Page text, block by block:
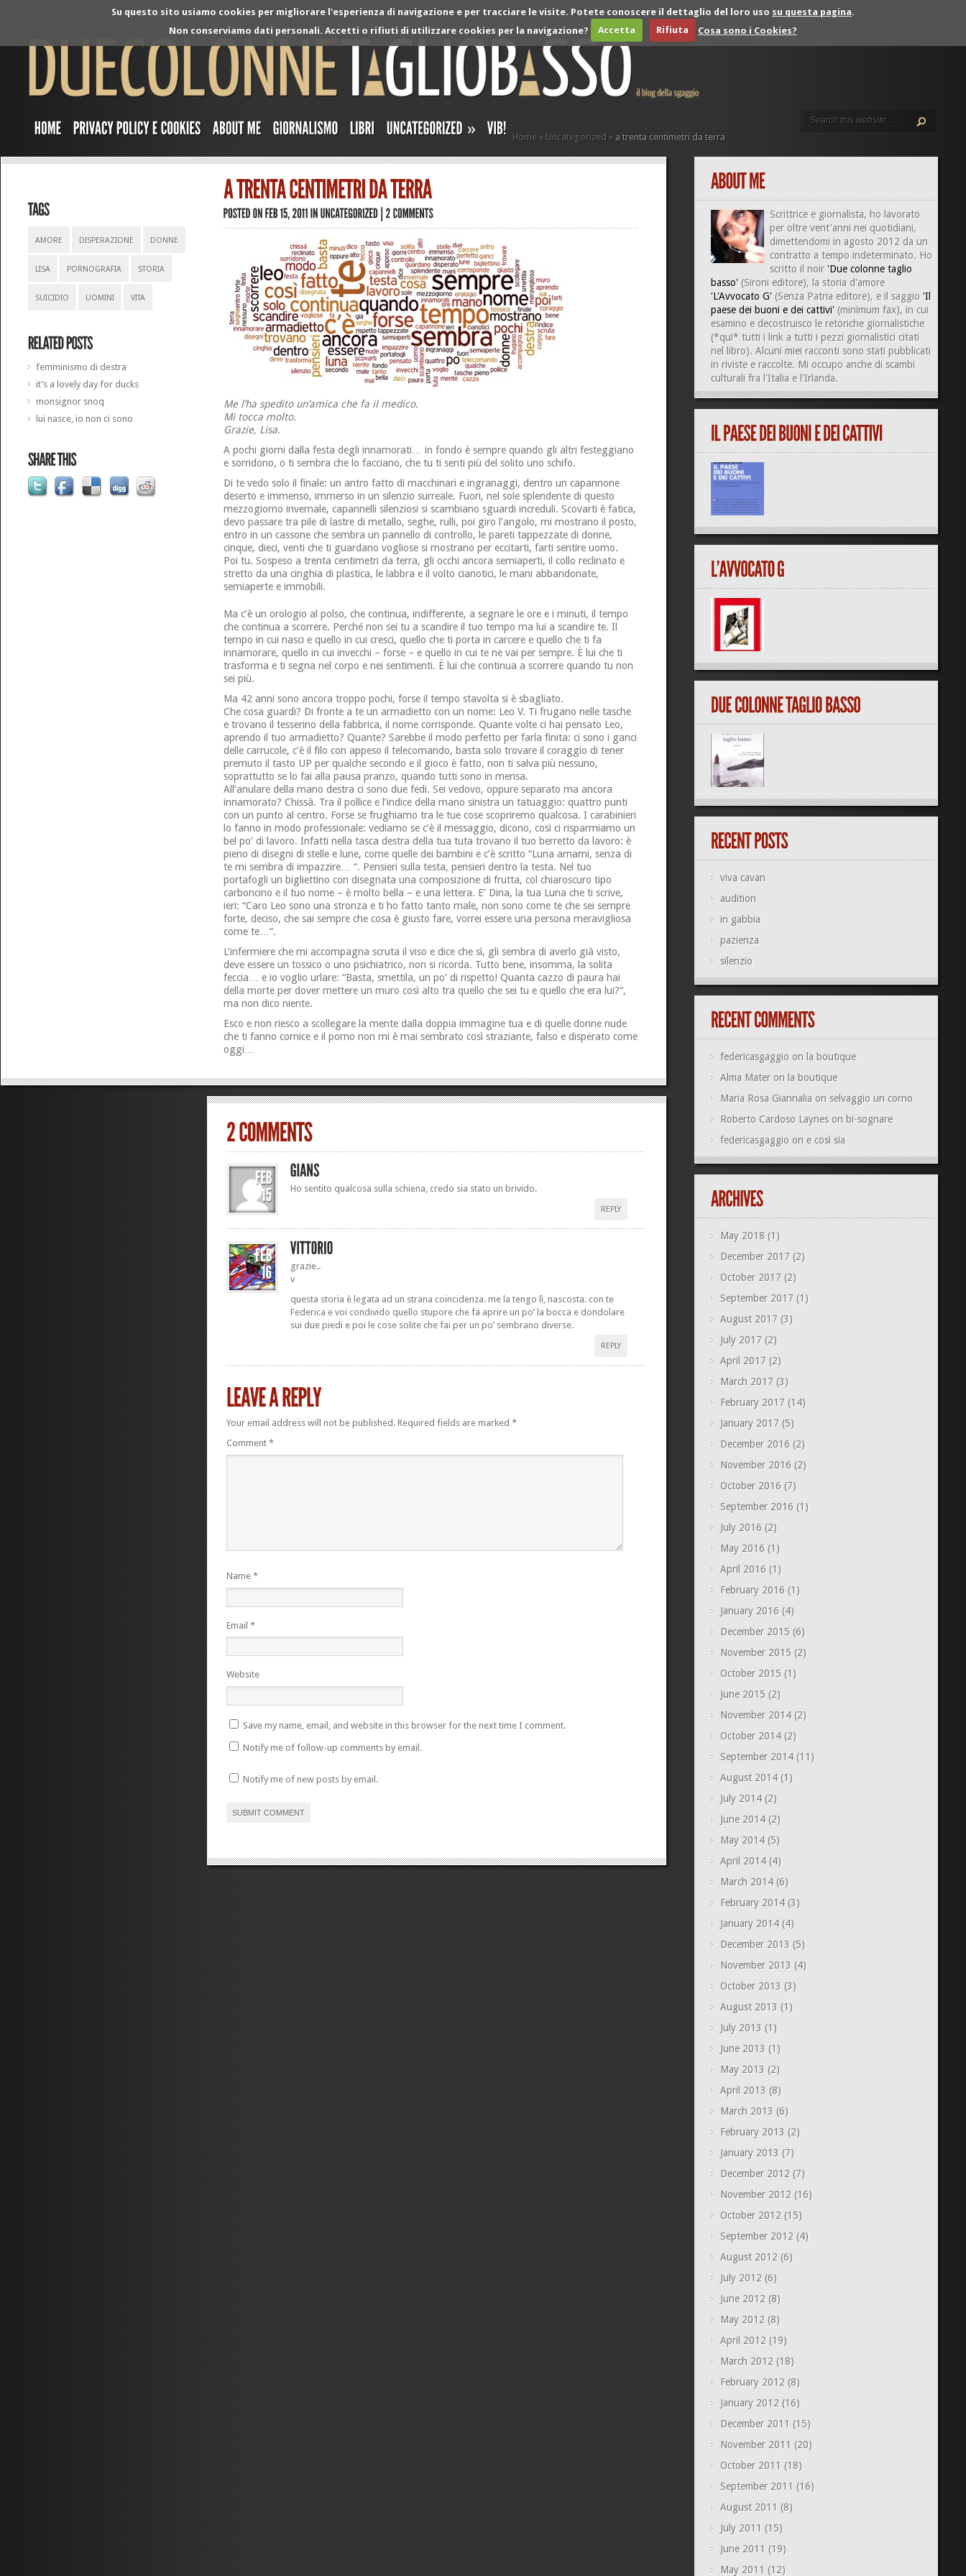
Su questo sito usiamo cookies per migliorare l'esperienza di navigazione e per tracciare le visite. Potete conoscere il dettaglio del loro uso su questa pagina.
Non conserviamo dati personali. Accetti o rifiuti di utilizzare cookies per la navigazione?
Accetta Rifiuta Cosa sono i Cookies?
» Home » Uncategorized » a trenta centimetri da terra
AMORE DISPERAZIONE DONNE
LISA PORNOGRAFIA STORIA
SUICIDIO UOMINI VITA
femminismo di destra
it’s a lovely day for ducks
monsignor snoq
lui nasce, io non ci sono
Me l’ha spedito un’amica che fa il medico.
Mi tocca molto.
Grazie, Lisa.
A pochi giorni dalla festa degli innamorati… in fondo è sempre quando gli altri festeggiano
e sorridono, o ti sembra che lo facciano, che tu ti senti più del solito uno schifo.
Di te vedo solo il finale: un antro fatto di macchinari e ingranaggi, dentro un capannone
deserto e immenso, immerso in un silenzio surreale. Fuori, nel sole splendente di questo
mezzogiorno invernale, capannelli silenziosi si scambiano sguardi increduli. Scovarti è fatica,
devo passare tra pile di lastre di metallo, seghe, rulli, poi giro l’angolo, mi mostrano il posto,
entro in un cassone che sembra un pannello di controllo, le pareti tappezzate di donne,
cinque, dieci, venti che ti guardano vogliose si mostrano per eccitarti, farti sentire uomo.
Poi tu. Sospeso a trenta centimetri da terra, gli occhi ancora semiaperti, il collo reclinato e
stretto da una cinghia di plastica, le labbra e il volto cianotici, le mani abbandonate,
semiaperte e immobili.
Ma c’è un orologio al polso, che continua, indifferente, a segnare le ore e i minuti, il tempo
che continua a scorrere. Perché non sei tu a scandire il tuo tempo ma lui a scandire te. Il
tempo in cui nasci e quello in cui cresci, quello che ti porta in carcere e quello che ti fa
innamorare, quello in cui invecchi – forse – e quello in cui te ne vai per sempre. È lui che ti
trasforma e ti segna nel corpo e nei sentimenti. È lui che continua a scorrere quando tu non
sei più.
Ma 42 anni sono ancora troppo pochi, forse il tempo stavolta si è sbagliato.
Che cosa guardi? Di fronte a te un armadietto con un nome: Leo V. Ti frugano nelle tasche
e trovano il tesserino della fabbrica, il nome corrisponde. Quante volte ci hai pensato Leo,
aprendo il tuo armadietto? Quante? Sarebbe il modo perfetto per farla finita: ci sono i ganci
delle carrucole, c’è il filo con appeso il telecomando, basta solo trovare il coraggio di tener
premuto il tasto UP per qualche secondo e il gioco è fatto, non ti salva più nessuno,
soprattutto se lo fai alla pausa pranzo, quando tutti sono in mensa.
All’anulare della mano destra ci sono due fedi. Sei vedovo, oppure separato ma ancora
innamorato? Chissà. Tra il pollice e l’indice della mano sinistra un tatuaggio: quattro punti
con un punto al centro. Forse se frughiamo tra le tue cose scopriremo qualcosa. I carabinieri
lo fanno in modo professionale: vediamo se c’è il messaggio, dicono, così ci risparmiamo un
bel po’ di lavoro. Infatti nella tasca destra della tua tuta trovano il tuo berretto da lavoro: è
pieno di disegni di stelle e lune, come quelle dei bambini e c’è scritto “Luna amami, senza di
te mi sembra di impazzire… “. Pensieri sulla testa, pensieri dentro la testa. Nel tuo
portafogli un bigliettino con disegnata una composizione di frutta, col chiaroscuro tipo
carboncino e il tuo nome – è molto bella – e una lettera. E’ Dina, la tua Luna che ti scrive,
ieri: “Caro Leo sono una stronza e ti ho fatto tanto male, non sono come te che sei sempre
forte, deciso, che sai sempre che cosa è giusto fare, vorrei essere una persona meravigliosa
come te…”.
L’infermiere che mi accompagna scruta il viso e dice che sì, gli sembra di averlo già visto,
deve essere un tossico o uno psichiatrico, non si ricorda. Tutto bene, insomma, la solita
feccia… e io voglio urlare: “Basta, smettila, un po’ di rispetto! Quanta cazzo di paura hai
della morte per dover mettere un muro così alto tra quello che sei tu e quello che era lui?”,
ma non dico niente.
Esco e non riesco a scollegare la mente dalla doppia immagine tua e di quelle donne nude
che ti fanno cornice e il porno non mi è mai sembrato così straziante, falso e disperato come
oggi…
Ho sentito qualcosa sulla schiena, credo sia stato un brivido.
REPLY
grazie..
v
questa storia è legata ad un strana coincidenza. me la tengo lì, nascosta. con te
Federica e voi condivido quello stupore che fa aprire un po’ la bocca e dondolare
sui due piedi e poi le cose solite che fai per un po’ sembrano diverse.
REPLY
Your email address will not be published. Required fields are marked *
Comment *
Name *
Email *
Website
Save my name, email, and website in this browser for the next time I comment.
Notify me of follow-up comments by email.
Notify me of new posts by email.
Scrittrice e giornalista, ho lavorato
per oltre vent'anni nei quotidiani,
dimettendomi in agosto 2012 da un
contratto a tempo indeterminato. Ho
scritto il noir 'Due colonne taglio
basso'(Sironi editore), la storia d'amore
'L'Avvocato G'(Senza Patria editore), e il saggio 'Il
paese dei buoni e dei cattivi'(minimum fax), in cui
esamino e decostruisco le retoriche giornalistiche
(*qui* tutti i link a tutti i pezzi giornalistici citati
nel libro). Alcuni miei racconti sono stati pubblicati
in riviste e raccolte. Mi occupo anche di scambi
culturalifra l'Italia e l'Irlanda.
viva cavan
audition
in gabbia
pazienza
silenzio
federicasgaggioon la boutique
Alma Materon la boutique
Maria Rosa Giannalia on selvaggio un corno
Roberto Cardoso Layneson bi-sognare
federicasgaggioon e così sia
May 2018(1)
December 2017(2)
October 2017(2)
September 2017(1)
August 2017(3)
July 2017(2)
April 2017(2)
March 2017(3)
February 2017(14)
January 2017(5)
December 2016(2)
November 2016(2)
October 2016(7)
September 2016(1)
July 2016(2)
May 2016(1)
April 2016(1)
February 2016(1)
January 2016(4)
December 2015(6)
November 2015(2)
October 2015(1)
June 2015(2)
November 2014(2)
October 2014(2)
September 2014(11)
August 2014(1)
July 2014(2)
June 2014(2)
May 2014(5)
April 2014(4)
March 2014(6)
February 2014(3)
January 2014(4)
December 2013 (5)
November 2013 (4)
October 2013 (3)
August 2013 (1)
July 2013 (1)
June 2013 (1)
May 2013 (2)
April 2013 (8)
March 2013 (6)
February 2013 (2)
January 2013 (7)
December 2012(7)
November 2012(16)
October 2012(15)
September 2012(4)
August 2012(6)
July 2012(6)
June 2012(8)
May 2012(8)
April 2012(19)
March 2012(18)
February 2012(8)
January 2012(16)
December 2011 (15)
November 2011 (20)
October 2011 (18)
September 2011 (16)
August 2011 (8)
July 2011 (15)
June 2011 (19)
May 2011 (12)